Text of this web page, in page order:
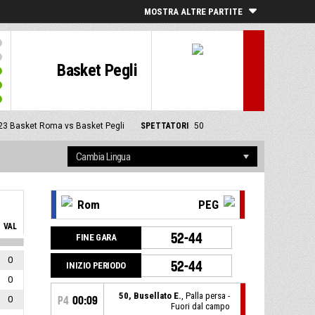
MOSTRA ALTRE PARTITE
Basket Pegli
Basket Roma vs Basket Pegli SPETTATORI 50
VAL
0
0
0
Rom PEG
FINE GARA 52-44
INIZIO PERIODO 52-44
P4 00:09 50, Busellato E., Palla persa -
Fuori dal campo